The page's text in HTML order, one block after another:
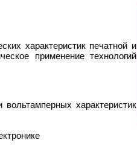
характеристик печатной и
применение технологий
характеристик